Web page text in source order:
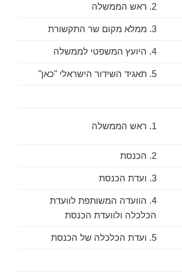
2. ראש הממשלה
3. ממלא מקום שר התקשורת
4. היועץ המשפטי לממשלה
5. תאגיד השידור הישראלי "כאן"
1. ראש הממשלה
2. הכנסת
3. ועדת הכנסת
4. הוועדה המשותפת לוועדת
הכלכלה ולוועדת הכנסת
5. ועדת הכלכלה של הכנסת